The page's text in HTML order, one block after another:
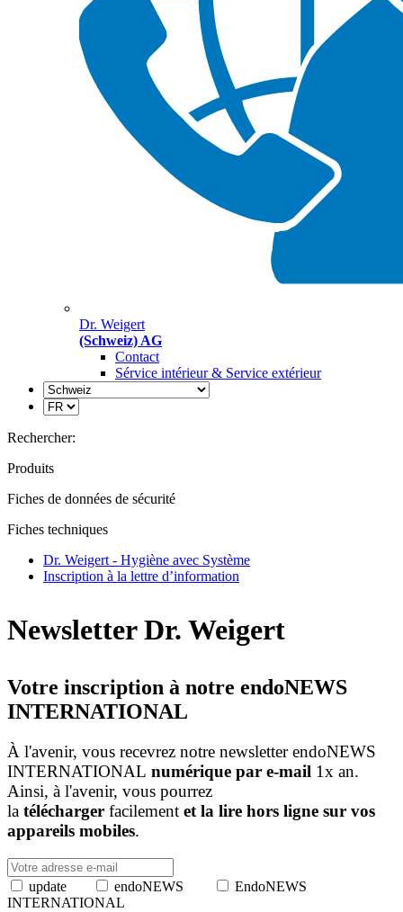
Dr. Weigert
(Schweiz) AG
Contact
Sérvice intérieur & Service extérieur
Rechercher:
Produits
Fiches de données de sécurité
Fiches techniques
Dr. Weigert - Hygiène avec Système
Inscription à la lettre d’information
Newsletter Dr. Weigert
Votre inscription à notre endoNEWS
INTERNATIONAL
À l'avenir, vous recevrez notre newsletter endoNEWS
INTERNATIONAL numérique par e-mail 1x an.
Ainsi, à l'avenir, vous pourrez
la télécharger facilement et la lire hors ligne sur vos
appareils mobiles.
update endoNEWS
EndoNEWS
INTERNATIONAL